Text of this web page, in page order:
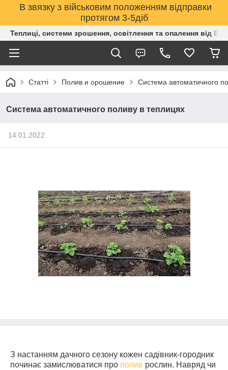
В звязку з військовим положенням відправки
протягом 3-5діб
Теплиці, системи зрошення, освітлення та опалення від
Статті Полив и орошение Система автоматичного
Система автоматичного поливу в теплицях
14.01.2022
З настанням дачного сезону кожен садівник-городник
починає замислюватися про полив рослин. Навряд чи